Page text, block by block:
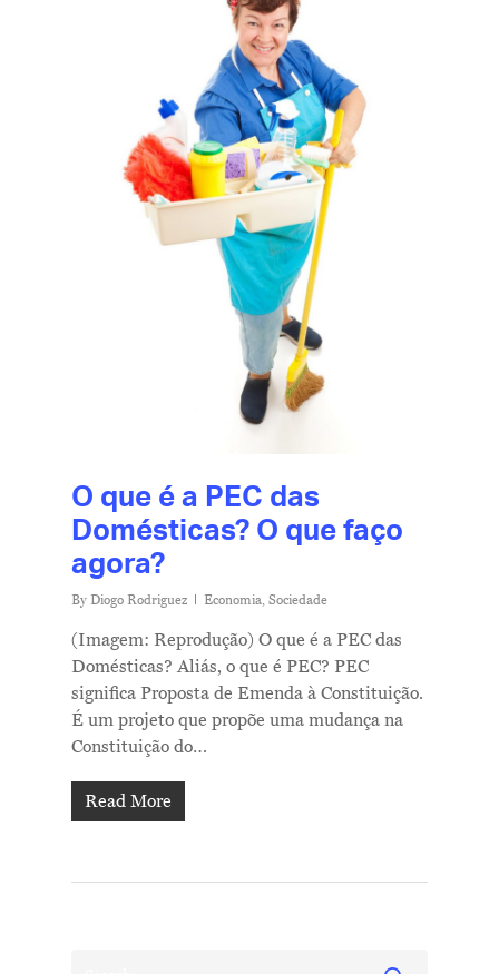
O que é a PEC das
Domésticas? O que faço
agora?
By Diogo Rodriguez Economia, Sociedade
(Imagem: Reprodução) O que é a PEC das
Domésticas? Aliás, o que é PEC? PEC
significa Proposta de Emenda à Constituição.
É um projeto que propõe uma mudança na
Constituição do…
Read More